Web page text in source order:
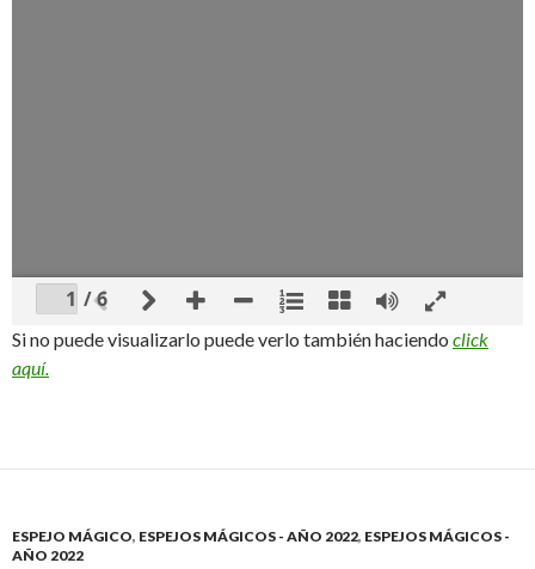
/ 6
Si no puede visualizarlo puede verlo también haciendo click
aquí.
ESPEJO MÁGICO, ESPEJOS MÁGICOS - AÑO 2022, ESPEJOS MÁGICOS -
AÑO 2022